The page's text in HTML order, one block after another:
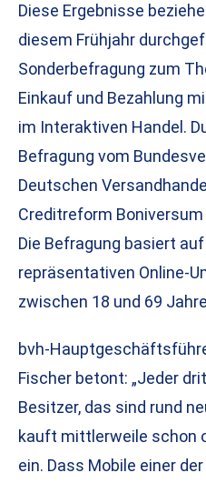
Diese Ergebnisse
diesem Frühjahr
Sonderbefragung zum
Einkauf und Bezahlung
im Interaktiven Handel.
Befragung vom
Deutschen
Creditreform
Die Befragung basiert
repräsentativen Online-
zwischen 18 und 69
bvh-
Fischer betont: „Jeder
Besitzer, das sind rund
kauft mittlerweile schon
ein. Dass Mobile einer